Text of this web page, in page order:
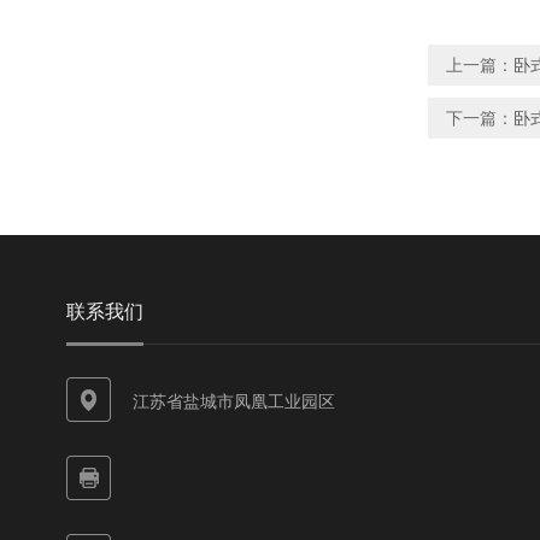
上一篇： 卧
下一篇： 卧
联系我们
江苏省盐城市凤凰工业园区